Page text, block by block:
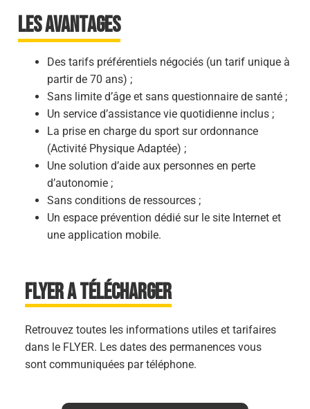
LES AVANTAGES
Des tarifs préférentiels négociés (un tarif unique à
partir de 70 ans) ;
Sans limite d’âge et sans questionnaire de santé ;
Un service d’assistance vie quotidienne inclus ;
La prise en charge du sport sur ordonnance
(Activité Physique Adaptée) ;
Une solution d’aide aux personnes en perte
d’autonomie ;
Sans conditions de ressources ;
Un espace prévention dédié sur le site Internet et
une application mobile.
FLYER A TÉLÉCHARGER
Retrouvez toutes les informations utiles et tarifaires
dans le FLYER. Les dates des permanences vous
sont communiquées par téléphone.